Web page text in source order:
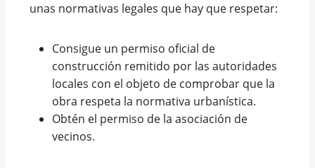
unas normativas legales que hay que respetar:
Consigue un permiso oficial de
construcción remitido por las autoridades
locales con el objeto de comprobar que la
obra respeta la normativa urbanística.
Obtén el permiso de la asociación de
vecinos.